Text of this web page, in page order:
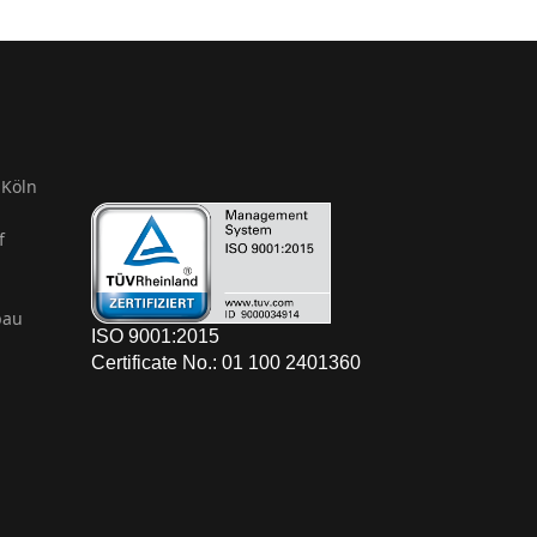
ISO 9001:2015
Certificate No.: 01 100 2401360